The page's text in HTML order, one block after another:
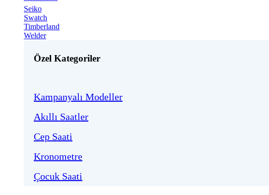
Seiko
Swatch
Timberland
Welder
Özel Kategoriler
Kampanyalı Modeller
Akıllı Saatler
Cep Saati
Kronometre
Çocuk Saati